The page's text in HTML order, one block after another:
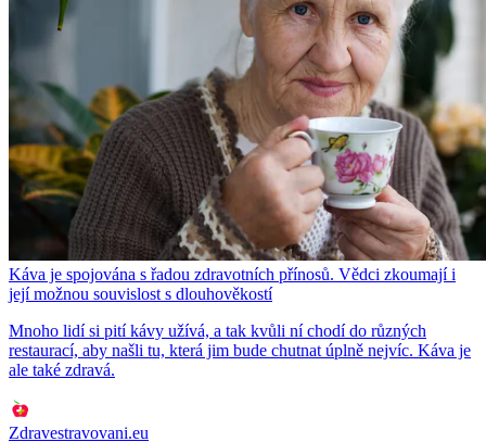
Káva je spojována s řadou zdravotních přínosů. Vědci zkoumají i
její možnou souvislost s dlouhověkostí
Mnoho lidí si pití kávy užívá, a tak kvůli ní chodí do různých
restaurací, aby našli tu, která jim bude chutnat úplně nejvíc. Káva je
ale také zdravá.
Zdravestravovani.eu